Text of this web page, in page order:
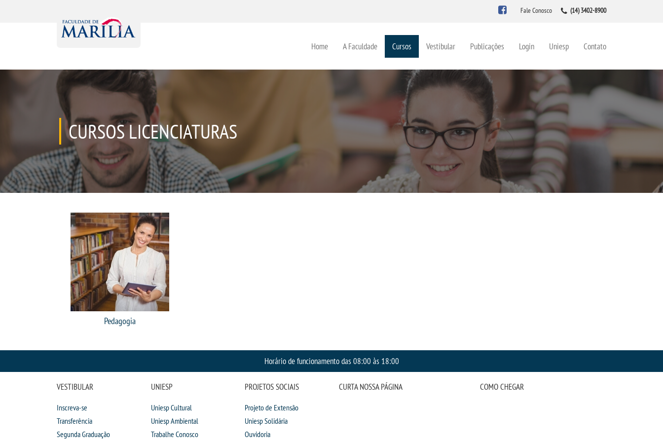
Fale Conosco (14) 3402-8900
Home A Faculdade Cursos Vestibular Publicações Login Uniesp Contato
CURSOS LICENCIATURAS
Pedagogia
Horário de funcionamento das 08:00 às 18:00
VESTIBULAR
Inscreva-se
Transferência
Segunda Graduação
UNIESP
Uniesp Cultural
Uniesp Ambiental
Trabalhe Conosco
PROJETOS SOCIAIS
Projeto de Extensão
Uniesp Solidária
Ouvidoria
CURTA NOSSA PÁGINA COMO CHEGAR